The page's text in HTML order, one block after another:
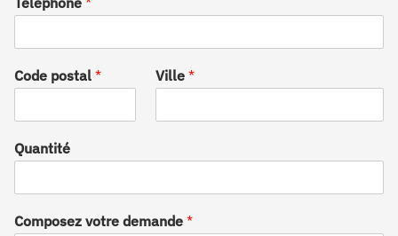
Code postal * Ville*
Quantité
Composez votre demande *